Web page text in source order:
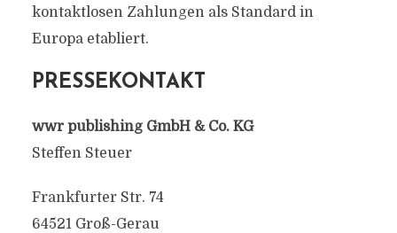
kontaktlosen Zahlungen als Standard in
Europa etabliert.
PRESSEKONTAKT
wwr publishing GmbH & Co. KG
Steffen Steuer
Frankfurter Str. 74
64521 Groß-Gerau